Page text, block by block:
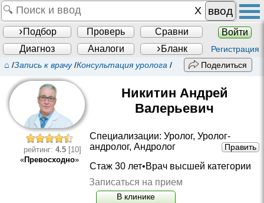
ввод
Подбор Проверь Сравни
Войти
Диагноз
Аналоги Бланк Регистрация
⌂ /Запись к врачу/Консультация уролога / Поделиться
рейтинг: 4.5 [10]
«Превосходно»
Никитин Андрей
Валерьевич
Специализации: Уролог, Уролог-
андролог, Андролог Править
Стаж 30 лет•Врач высшей категории
Записаться на прием
В клинике